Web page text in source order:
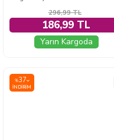
296,99TL
186,99 TL
Yarın Kargoda
%37
İNDIRIM